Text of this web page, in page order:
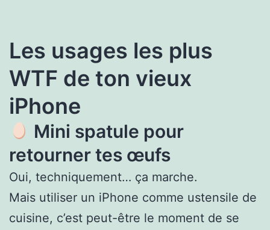
Les usages les plus
WTF de ton vieux
iPhone
Mini spatule pour
retourner tes œufs
Oui, techniquement… ça marche.
Mais utiliser un iPhone comme ustensile de
cuisine, c’est peut-être le moment de se